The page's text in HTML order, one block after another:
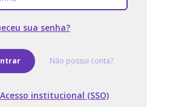
sua senha?
Não possui conta?
Acesso institucional (SSO)